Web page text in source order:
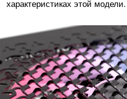
характеристиках этой модели.